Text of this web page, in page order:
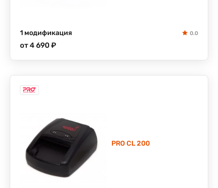
1 модификация 0.0
от 4 690 ₽
PRO CL 200